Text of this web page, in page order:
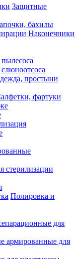
Защитные
бахилы
Наконечники
простыни
фартуки
стерилизации
Полировка и
для
армированные для